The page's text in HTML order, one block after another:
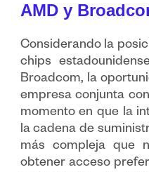
AMD y
Considerando la
chips
Broadcom, la
empresa conjunta
momento en que la
la cadena de
más compleja que
obtener acceso